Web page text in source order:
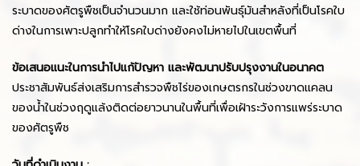
ระบาดของศัตรูพืชเป็นจำนวนมาก และใช้ท่อนพันธุ์มันสำหลังที่เป็นโรคใบ
ด่างในการเพาะปลูกทำให้โรคใบด่างยังคงไม่หายไปในเขตพื้นที่
ข้อเสนอแนะในการนำไปแก้ปัญหา และพัฒนาปรับปรุงงานในอนาคต
ประชาสัมพันธ์ส่งเสริมการสำรวจพืชไร่ของเกษตรกรในช่วงขาดแคลน
ของน้ำในช่วงฤดูแล้งติดต่อยาวนานในพื้นที่เพื่อเฝ้าระวังการแพร่ระบาด
ของศัตรูพืช